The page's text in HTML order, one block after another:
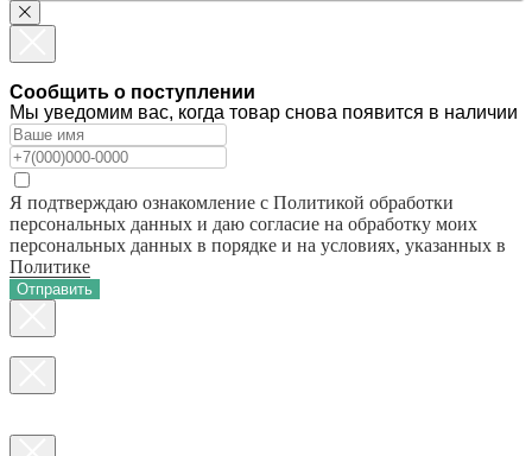
Сообщить о поступлении
Мы уведомим вас, когда товар снова появится в наличии
Я подтверждаю ознакомление с Политикой обработки
персональных данных и даю согласие на обработку моих
персональных данных в порядке и на условиях, указанных в
Политике
Отправить